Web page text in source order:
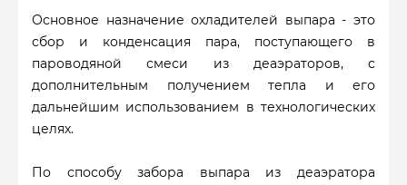
Основное назначение охладителей выпара - это
сбор и конденсация пара, поступающего в
пароводяной смеси из деаэраторов, с
дополнительным получением тепла и его
дальнейшим использованием в технологических
целях.
По способу забора выпара из деаэратора